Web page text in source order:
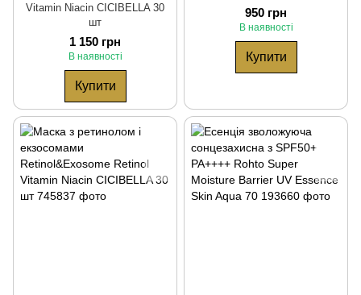
Vitamin Niacin CICIBELLA 30
шт
1 150 грн
В наявності
Купити
950 грн
В наявності
Купити